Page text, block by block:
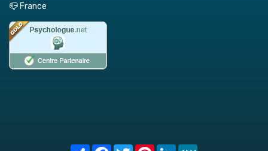
📪 France
Share FacebookTwitterPinterest
LinkedIn